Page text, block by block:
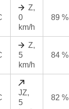
Z,
0
km/h
89 %
Z,
5
km/h
84 %
JZ,
5
82 %